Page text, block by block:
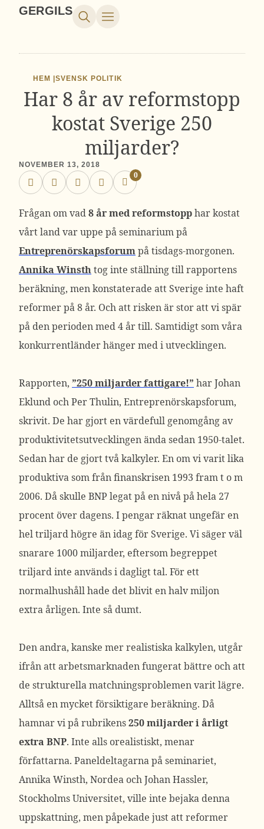
GERGILS
HEM |SVENSK POLITIK
Har 8 år av reformstopp
kostat Sverige 250
miljarder?
NOVEMBER 13, 2018
0
Frågan om vad8 år med reformstopphar kostat
vårt land var uppe på seminarium på
Entreprenörskapsforumpå tisdags-morgonen.
Annika Winsthtog inte ställning till rapportens
beräkning, men konstaterade att Sverige inte haft
reformer på 8 år. Och att risken är stor att vi spär
på den perioden med 4 år till. Samtidigt som våra
konkurrentländer hänger med i utvecklingen.
Rapporten, ”250 miljarder fattigare!” har Johan
Eklund och Per Thulin, Entreprenörskapsforum,
skrivit. De har gjort en värdefull genomgång av
produktivitetsutvecklingen ända sedan 1950-talet.
Sedan har de gjort två kalkyler. En om vi varit lika
produktiva som från finanskrisen 1993 fram t o m
2006. Då skulle BNP legat på en nivå på hela 27
procent över dagens. I pengar räknat ungefär en
hel triljard högre än idag för Sverige. Vi säger väl
snarare 1000 miljarder, eftersom begreppet
triljard inte används i dagligt tal. För ett
normalhushåll hade det blivit en halv miljon
extra årligen. Inte så dumt.
Den andra, kanske mer realistiska kalkylen, utgår
ifrån att arbetsmarknaden fungerat bättre och att
de strukturella matchningsproblemen varit lägre.
Alltså en mycket försiktigare beräkning. Då
hamnar vi på rubrikens250 miljarder i årligt
extra BNP. Inte alls orealistiskt, menar
författarna. Paneldeltagarna på seminariet,
Annika Winsth, Nordea och Johan Hassler,
Stockholms Universitet, ville inte bejaka denna
uppskattning, men påpekade just att reformer